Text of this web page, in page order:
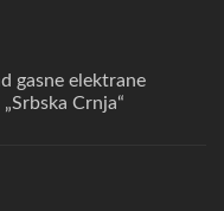
gasne elektrane
Crnja“